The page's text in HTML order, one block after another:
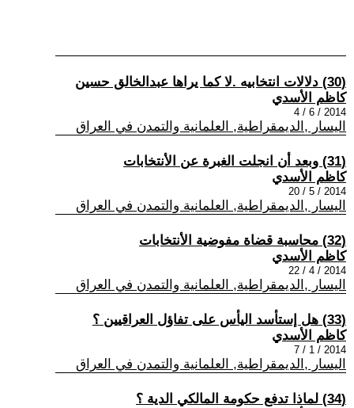
(30) دلالات انتخابيه .لا كما يراها عبدالخالق حسين
كاظم الأسدي
2014 / 6 / 4
اليسار ,الديمقراطية, العلمانية والتمدن في العراق
(31) وبعد أن انجلت الغبرة عن الأنتخابات
كاظم الأسدي
2014 / 5 / 20
اليسار ,الديمقراطية, العلمانية والتمدن في العراق
(32) محاسبة قضاة مفوضية الأنتخابات
كاظم الأسدي
2014 / 4 / 22
اليسار ,الديمقراطية, العلمانية والتمدن في العراق
(33) هل إستأسد اليأس على تفاؤل العراقيين ؟
كاظم الأسدي
2014 / 1 / 7
اليسار ,الديمقراطية, العلمانية والتمدن في العراق
(34) لماذا تدفع حكومة المالكي الدية ؟